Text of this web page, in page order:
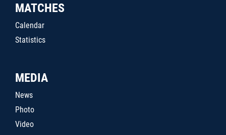
MATCHES
Calendar
Statistics
MEDIA
News
Photo
Video